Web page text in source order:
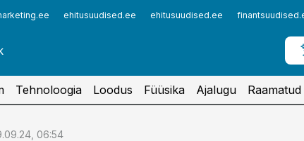
ehitusuudised.ee ehitusuudised.ee
Tehnoloogia Loodus Füüsika Ajalugu Raamatud
06:54